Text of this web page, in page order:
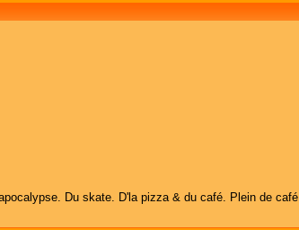
Du skate. D'la pizza & du café. Plein de café.